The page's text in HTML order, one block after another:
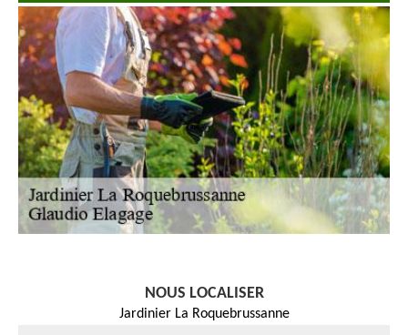
NOUS LOCALISER
Jardinier La Roquebrussanne